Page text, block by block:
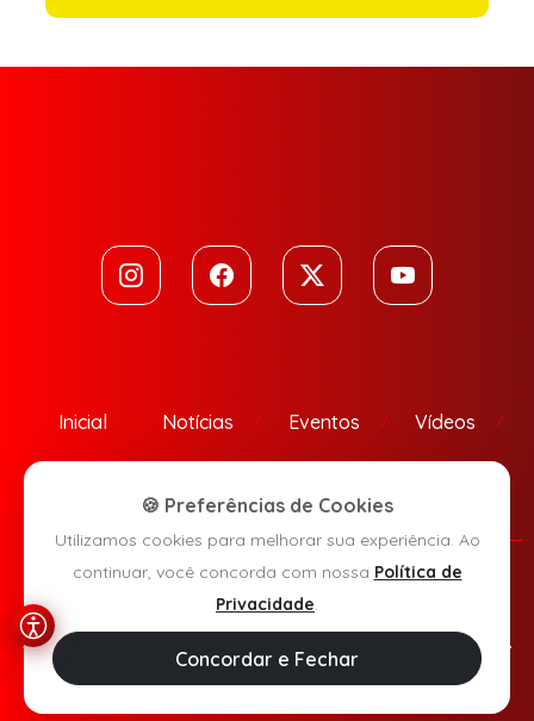
Inicial Notícias Eventos Vídeos
Política de Privacidade
Agora Sudoeste © 2026 - Todos os direitos reservados.
🍪 Preferências de Cookies
Utilizamos cookies para melhorar sua experiência. Ao
continuar, você concorda com nossa Política de
Privacidade.
Concordar e Fechar